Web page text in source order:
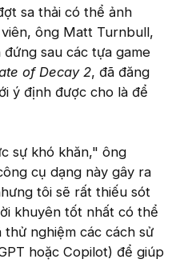
sa thải có thể ảnh
ông Matt Turnbull,
sau các tựa game
of Decay 2, đã đăng
ý định được cho là để
sự khó khăn," ông
cụ dạng này gây ra
tôi sẽ rất thiếu sót
khuyên tốt nhất có thể
nghiệm các cách sử
hoặc Copilot) để giúp